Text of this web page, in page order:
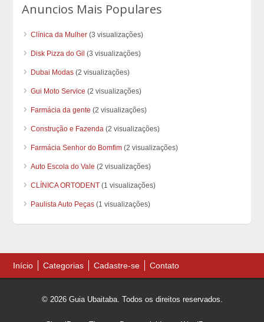
Anuncios Mais Populares
Clínica da Mulher (3 visualizações)
Disk Pizza do Gil (3 visualizações)
Dubai Modas (2 visualizações)
Gui Moto Service (2 visualizações)
Farmácia da gente (2 visualizações)
Construção e Fazenda (2 visualizações)
Farmácia Senhor do Bomfim (2 visualizações)
Auto Escola do Vale (2 visualizações)
CLÍNICA ORTODENT (1 visualizações)
Paulista Auto Peças (1 visualizações)
Início Categorias Cadastre-se Contato
© 2026 Guia Ubaitaba. Todos os direitos reservados.